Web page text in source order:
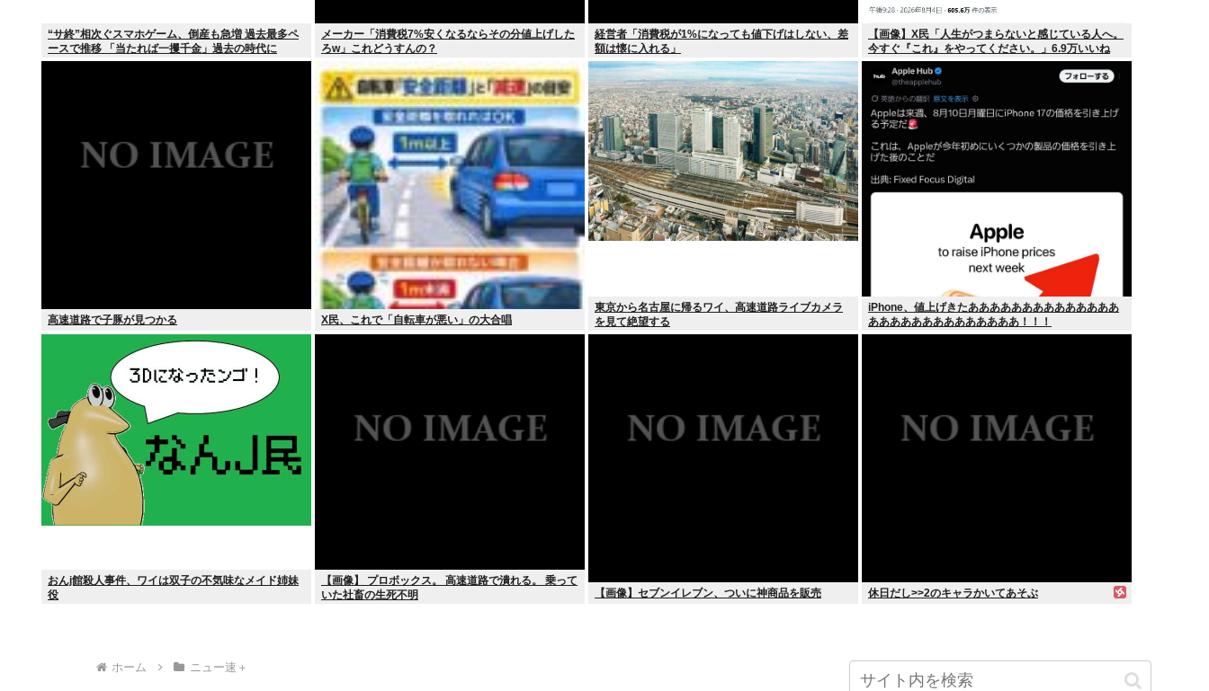
“サ終”相次ぐスマホゲーム、倒産も急増 過去最多ペ
ースで推移 「当たれば一攫千金」過去の時代に
メーカー「消費税7%安くなるならその分値上げした
ろw」これどうすんの？
経営者「消費税が1%になっても値下げはしない、差
額は懐に入れる」
【画像】X民「人生がつまらないと感じている人へ。
今すぐ『これ』をやってください。」6.9万いいね
高速道路で子豚が見つかる X民、これで「自転車が悪い」の大合唱
東京から名古屋に帰るワイ、高速道路ライブカメラ
を見て絶望する
iPhone、値上げきたああああああああああああああ
ああああああああああああああ！！！
おんj館殺人事件、ワイは双子の不気味なメイド姉妹
役
【画像】 プロボックス。 高速道路で潰れる。 乗って
いた社畜の生死不明
【画像】セブンイレブン、ついに神商品を販売 休日だし>>2のキャラかいてあそぶ
ホーム ニュー速＋